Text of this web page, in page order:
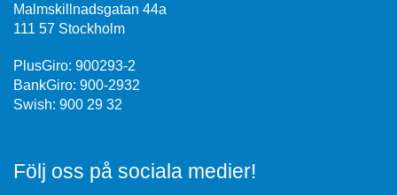
Malmskillnadsgatan 44a
111 57 Stockholm
PlusGiro: 900293-2
BankGiro: 900-2932
Swish: 900 29 32
Följ oss på sociala medier!